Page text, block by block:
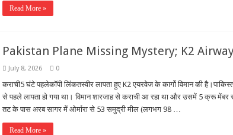
Read More »
Pakistan Plane Missing Mystery; K2
July 8, 2026 0
कराची5 घंटे पहलेकॉपी लिंकतस्वीर लापता हुए K2 एयरवेज के कार्गो विमान की
से पहले लापता हो गया था। विमान शारजाह से कराची आ रहा था और उसमें 5 क्रू मेंबर
तट के पास अरब सागर में ओर्मारा से 53 समुद्री मील (लगभग 98 …
Read More »